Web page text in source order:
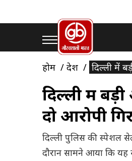
होम देश दिल्ली में
दिल्ली में
दो आरोपी
दिल्ली पुलिस की स्पेशल
दौरान सामने आया कि